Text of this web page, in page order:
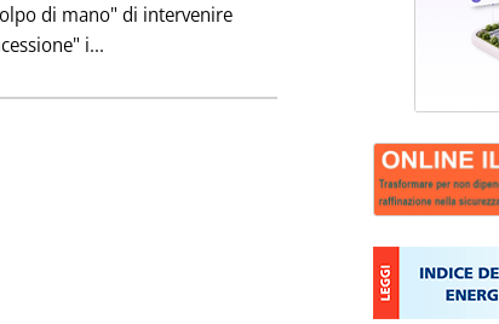
di mano" di intervenire
i... Leggi tutta la notizia: '"CONCESSIONE"